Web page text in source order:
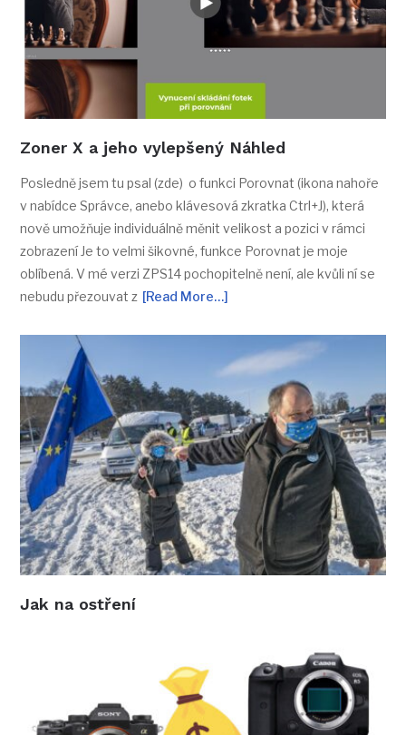
Zoner X a jeho vylepšený Náhled
Posledně jsem tu psal (zde) o funkci Porovnat (ikona nahoře
v nabídce Správce, anebo klávesová zkratka Ctrl+J), která
nově umožňuje individuálně měnit velikost a pozici v rámci
zobrazení Je to velmi šikovné, funkce Porovnat je moje
oblíbená. V mé verzi ZPS14 pochopitelně není, ale kvůli ní se
nebudu přezouvat z [Read More…]
Jak na ostření